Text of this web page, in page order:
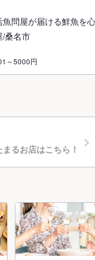
魚問屋が届ける鮮魚を
/桑名市
～5000円
るお店はこちら！